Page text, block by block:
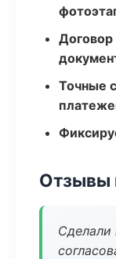
Точные
Отзывы
Сделали